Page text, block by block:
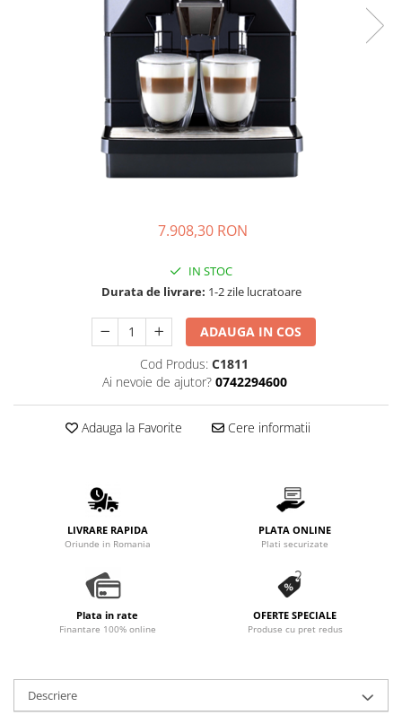
7.908,30 RON
IN STOC
Durata de livrare: 1-2 zile lucratoare
ADAUGA IN COS
Cod Produs: C1811
Ai nevoie de ajutor? 0742294600
Adauga la Favorite Cere informatii
LIVRARE RAPIDA
Oriunde in Romania
PLATA ONLINE
Plati securizate
Plata in rate
Finantare 100% online
OFERTE SPECIALE
Produse cu pret redus
Descriere